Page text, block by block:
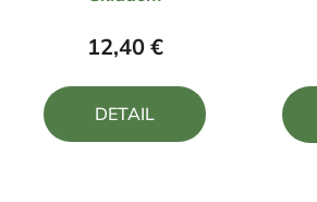
12,40 €
DETAIL